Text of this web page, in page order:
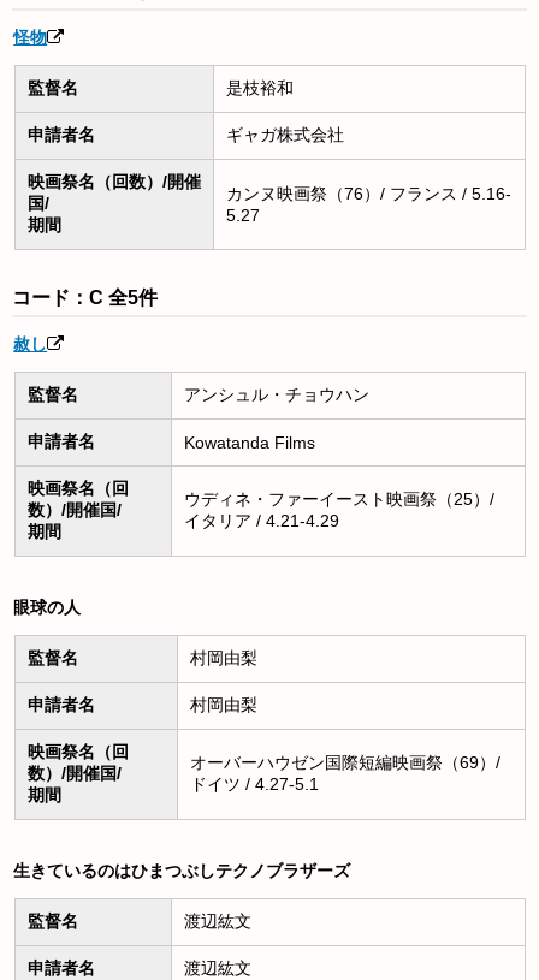
怪物
監督名 是枝裕和
申請者名 ギャガ株式会社
映画祭名（回数）/開催
国/
期間
カンヌ映画祭（76）/ フランス / 5.16-
5.27
コード：C 全5件
赦し
監督名 アンシュル・チョウハン
申請者名 Kowatanda Films
映画祭名（回
数）/開催国/
期間
ウディネ・ファーイースト映画祭（25）/
イタリア / 4.21-4.29
眼球の人
監督名 村岡由梨
申請者名 村岡由梨
映画祭名（回
数）/開催国/
期間
オーバーハウゼン国際短編映画祭（69）/
ドイツ / 4.27-5.1
生きているのはひまつぶしテクノブラザーズ
監督名 渡辺紘文
申請者名 渡辺紘文